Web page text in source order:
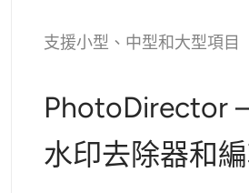
支援小型、中型和大型項目
PhotoDirector
水印去除器和